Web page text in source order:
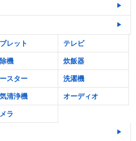
レット テレビ
機 炊飯器
ースター 洗濯機
清浄機 オーディオ
ラ